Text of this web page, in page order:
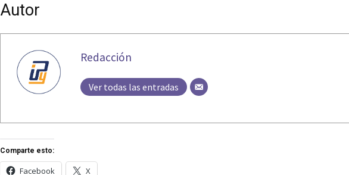
Autor
Redacción
Ver todas las entradas
Comparte esto:
Facebook X